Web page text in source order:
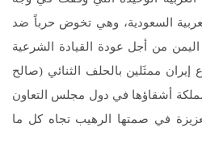
السعودية، وهي تخوض حرباً ضد
من أجل عودة القيادة الشرعية
إيران ممثَلين بالحلف الثنائي (صالح
أشقاؤها في دول مجلس التعاون
في صمتها الرهيب تجاه كل ما